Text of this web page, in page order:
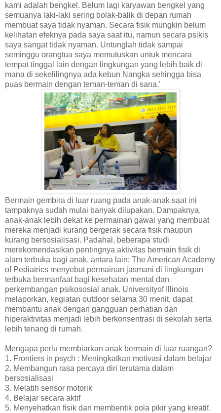
kami adalah bengkel. Belum lagi karyawan bengkel yang
semuanya laki-laki sering bolak-balik di depan rumah
membuat saya tidak nyaman. Secara fisik mungkin belum
kelihatan efeknya pada saya saat itu, namun secara psikis
saya sangat tidak nyaman. Untunglah tidak sampai
seminggu orangtua saya memutuskan untuk mencara
tempat tinggal lain dengan lingkungan yang lebih baik di
mana di sekelilingnya ada kebun Nangka sehingga bisa
puas bermain dengan teman-teman di sana.’
Bermain gembira di luar ruang pada anak-anak saat ini
tampaknya sudah mulai banyak dilupakan. Dampaknya,
anak-anak lebih dekat ke permainan gawai yang membuat
mereka menjadi kurang bergerak secara fisik maupun
kurang bersosialisasi. Padahal, beberapa studi
merekomendasikan pentingnya aktivitas bermain fisik di
alam terbuka bagi anak, antara lain; The American Academy
of Pediatrics menyebut permainan jasmani di lingkungan
terbuka bermanfaat bagi kesehatan mental dan
perkembangan psikososial anak. Universityof Illinois
melaporkan, kegiatan outdoor selama 30 menit, dapat
membantu anak dengan gangguan perhatian dan
hiperaktivitas menjadi lebih berkonsentrasi di sekolah serta
lebih tenang di rumah.
Mengapa perlu membiarkan anak bermain di luar ruangan?
1. Frontiers in psych : Meningkatkan motivasi dalam belajar
2. Membangun rasa percaya diri terutama dalam
bersosialisasi
3. Melatih sensor motorik
4. Belajar secara aktif
5. Menyehatkan fisik dan membentik pola pikir yang kreatif.